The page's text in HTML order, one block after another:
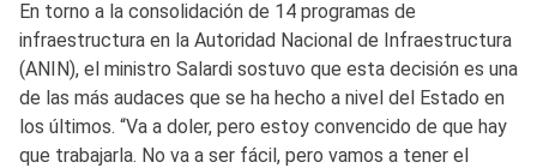
En torno a la consolidación de 14 programas de
infraestructura en la Autoridad Nacional de Infraestructura
(ANIN), el ministro Salardi sostuvo que esta decisión es una
de las más audaces que se ha hecho a nivel del Estado en
los últimos. “Va a doler, pero estoy convencido de que hay
que trabajarla. No va a ser fácil, pero vamos a tener el